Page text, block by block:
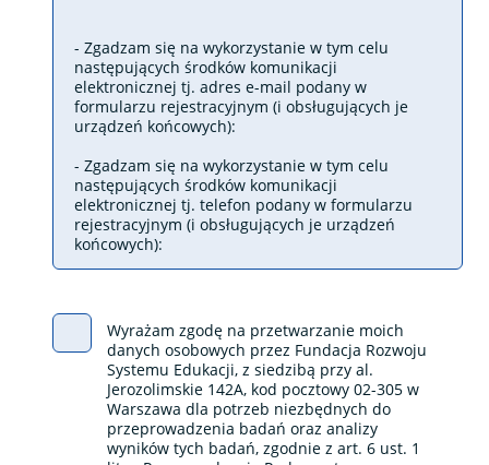
- Zgadzam się na wykorzystanie w tym celu
następujących środków komunikacji
elektronicznej tj. adres e-mail podany w
formularzu rejestracyjnym (i obsługujących je
urządzeń końcowych):
- Zgadzam się na wykorzystanie w tym celu
następujących środków komunikacji
elektronicznej tj. telefon podany w formularzu
rejestracyjnym (i obsługujących je urządzeń
końcowych):
Wyrażam zgodę na przetwarzanie moich
danych osobowych przez Fundacja Rozwoju
Systemu Edukacji, z siedzibą przy al.
Jerozolimskie 142A, kod pocztowy 02-305 w
Warszawa dla potrzeb niezbędnych do
przeprowadzenia badań oraz analizy
wyników tych badań, zgodnie z art. 6 ust. 1